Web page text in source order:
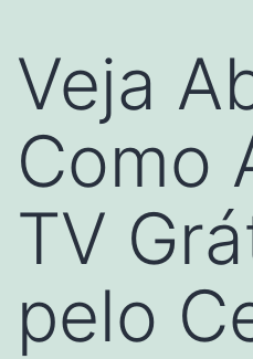
Veja
Como
TV
pelo